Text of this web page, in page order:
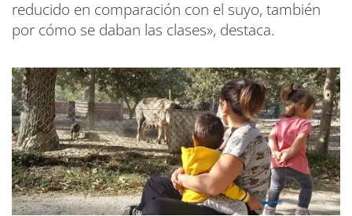
reducido en comparación con el suyo, también
por cómo se daban las clases», destaca.